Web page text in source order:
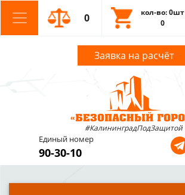
0
кол-во: 0шт
0
Заявка на расчёт
#КалининградПодЗащитой
Единый номер
90-30-10